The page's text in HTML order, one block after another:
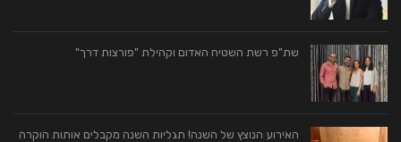
שת"פ רשת השטיח האדום וקהילת "פורצות דרך"
האירוע הנוצץ של השנה! תגליות השנה מקבלים אותות הוקרה